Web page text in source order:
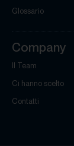
Glossario
Company
Il Team
Ci hanno scelto
Contatti